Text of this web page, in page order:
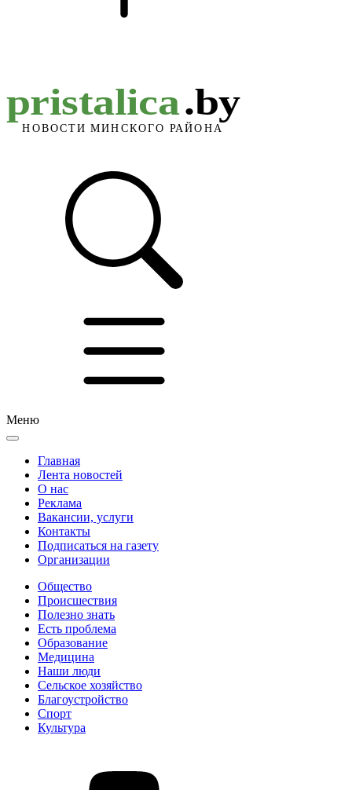
Меню
Главная
Лента новостей
О нас
Реклама
Вакансии, услуги
Контакты
Подписаться на газету
Организации
Общество
Происшествия
Полезно знать
Есть проблема
Образование
Медицина
Наши люди
Сельское хозяйство
Благоустройство
Спорт
Культура